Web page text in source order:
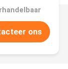
ons